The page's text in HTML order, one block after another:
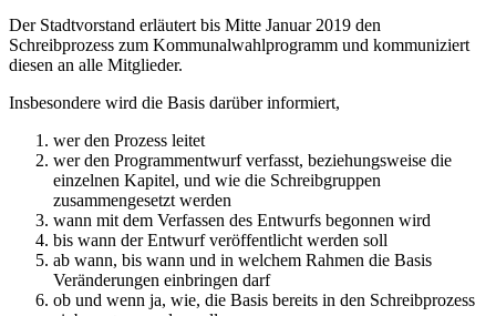
Der Stadtvorstand erläutert bis Mitte Januar 2019 den
Schreibprozess zum Kommunalwahlprogramm und kommuniziert
diesen an alle Mitglieder.
Insbesondere wird die Basis darüber informiert,
wer den Prozess leitet
wer den Programmentwurf verfasst, beziehungsweise die
einzelnen Kapitel, und wie die Schreibgruppen
zusammengesetzt werden
wann mit dem Verfassen des Entwurfs begonnen wird
bis wann der Entwurf veröffentlicht werden soll
ab wann, bis wann und in welchem Rahmen die Basis
Veränderungen einbringen darf
ob und wenn ja, wie, die Basis bereits in den Schreibprozess